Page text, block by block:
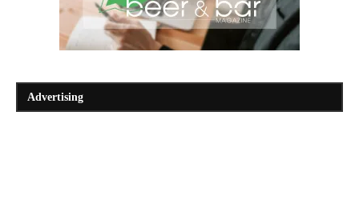
Advertising